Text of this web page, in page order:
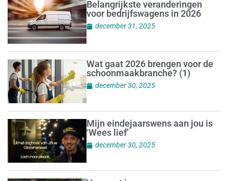
Belangrijkste veranderingen
voor bedrijfswagens in 2026
december 31, 2025
Wat gaat 2026 brengen voor de
schoonmaakbranche? (1)
december 30, 2025
Mijn eindejaarswens aan jou is
‘Wees lief’
december 30, 2025